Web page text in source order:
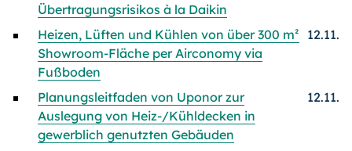
Übertragungsrisikos à la Daikin
Heizen, Lüften und Kühlen von über 300 m²
Showroom-Fläche per Airconomy via
Fußboden
12.11.
Planungsleitfaden von Uponor zur
Auslegung von Heiz-/Kühl­decken in
gewerblich genutzten Gebäuden
12.11.